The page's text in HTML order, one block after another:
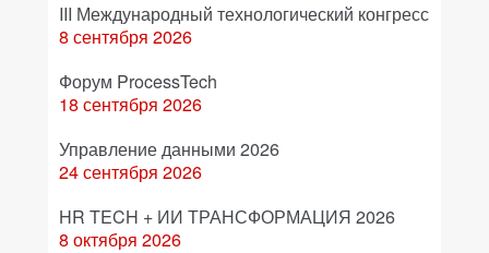
III Международный технологический конгресс
8 сентября 2026
Форум ProcessTech
18 сентября 2026
Управление данными 2026
24 сентября 2026
HR TECH + ИИ ТРАНСФОРМАЦИЯ 2026
8 октября 2026